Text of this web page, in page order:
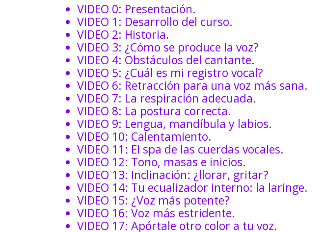
VIDEO 0: Presentación.
VIDEO 1: Desarrollo del curso.
VIDEO 2: Historia.
VIDEO 3: ¿Cómo se produce la voz?
VIDEO 4: Obstáculos del cantante.
VIDEO 5: ¿Cuál es mi registro vocal?
VIDEO 6: Retracción para una voz más sana.
VIDEO 7: La respiración adecuada.
VIDEO 8: La postura correcta.
VIDEO 9: Lengua, mandíbula y labios.
VIDEO 10: Calentamiento.
VIDEO 11: El spa de las cuerdas vocales.
VIDEO 12: Tono, masas e inicios.
VIDEO 13: Inclinación: ¿llorar, gritar?
VIDEO 14: Tu ecualizador interno: la laringe.
VIDEO 15: ¿Voz más potente?
VIDEO 16: Voz más estridente.
VIDEO 17: Apórtale otro color a tu voz.